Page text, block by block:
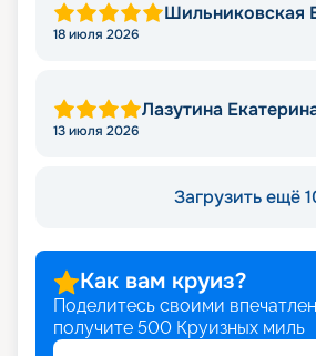
Шильниковская
18 июля 2026
Лазутина
13 июля 2026
Загрузить ещё
Как вам круиз?
Поделитесь своими
получите 500 Круизных миль